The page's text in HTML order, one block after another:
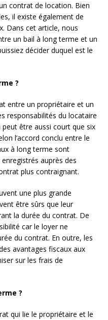
contrat de location. Bien
il existe également de
Dans cet article, nous
un bail à long terme et un
décider duquel est le
?
entre un propriétaire et un
responsabilités du locataire
être aussi court que six
l’accord conclu entre le
à long terme sont
auprès des
plus contraignant.
une plus grande
être sûrs que leur
la durée du contrat. De
car le loyer ne
du contrat. En outre, les
avantages fiscaux aux
sur les frais de
?
qui lie le propriétaire et le